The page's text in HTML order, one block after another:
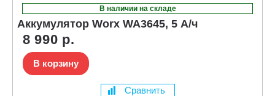
В наличии на складе
Аккумулятор Worx WA3645, 5 А/ч
8 990 р.
В корзину
Сравнить